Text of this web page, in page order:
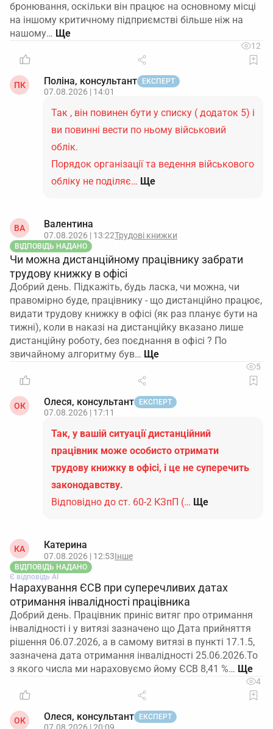
бронювання, оскільки він працює на основному місці
на іншому критичному підприємстві більше ніж на
нашому…
12
ПК Поліна, консультант ЕКСПЕРТ
07.08.2026 | 14:01
Так , він повинен бути у списку ( додаток 5) і
ви повинні вести по ньому військовий
облік.
Порядок організації та ведення військового
обліку не поділяє… Ще
ВА Валентина
07.08.2026 | 13:22Трудові книжки
ВІДПОВІДЬ НАДАНО
Чи можна дистанційному працівнику забрати
трудову книжку в офісі
Добрий день. Підкажіть, будь ласка, чи можна, чи
правомірно буде, працівнику - що дистанційно працює,
видати трудову книжку в офісі (як раз планує бути на
тижні), коли в наказі на дистанційку вказано лише
дистанційну роботу, без поєднання в офісі ? По
звичайному алгоритму був…
5
ОК Олеся, консультант ЕКСПЕРТ
07.08.2026 | 17:11
Так, у вашій ситуації дистанційний
працівник може особисто отримати
трудову книжку в офісі, і це не суперечить
законодавству.
Відповідно до ст. 60-2 КЗпП (… Ще
КА Катерина
07.08.2026 | 12:53Інше
ВІДПОВІДЬ НАДАНО
Є відповідь АІ
Нарахування ЄСВ при суперечливих датах
отримання інвалідності працівника
Добрий день. Працівник приніс витяг про отримання
інвалідності і у витязі зазначено що Дата прийняття
рішення 06.07.2026, а в самому витязі в пункті 17.1.5,
зазначена дата отримання інвалідності 25.06.2026.То
з якого числа ми нараховуємо йому ЄСВ 8,41 %…
4
ОК Олеся, консультант ЕКСПЕРТ